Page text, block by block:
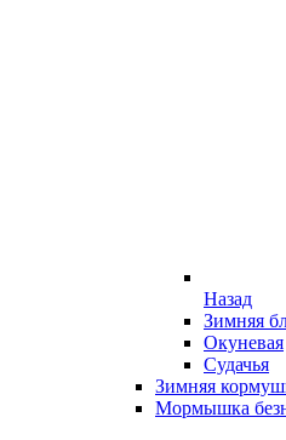
Назад
Зимняя
Окуневая
Судачья
Зимняя
Мормышка